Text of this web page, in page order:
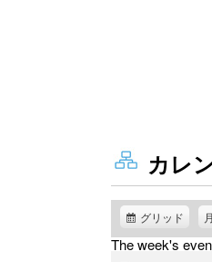
カレ
グリッド 月
The week's